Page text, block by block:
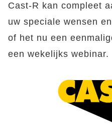
Cast-R kan compleet
uw speciale wensen
of het nu een
een wekelijks webinar.